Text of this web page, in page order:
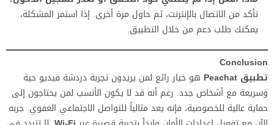
تأكد من الاتصال بالإنترنت، ثم حاول مرة أخرى. إذا استمر المشكلة،
يمكنك طلب دعم من خلال التطبيق.
Conclusion
تطبيق Peachat
هو خيار رائع لمن يريدون تجربة دردشة فيديو حية
وسريعة مع أشخاص جدد. رغم أنه قد لا يكون الأنسب لمن يحتاجون إلى
حماية عالية للخصوصية، فإنه يعد مثالياً للتواصل الاجتماعي العفوي. جربه